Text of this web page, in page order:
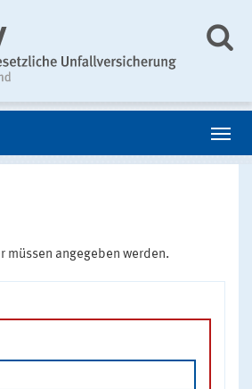
müssen angegeben werden.